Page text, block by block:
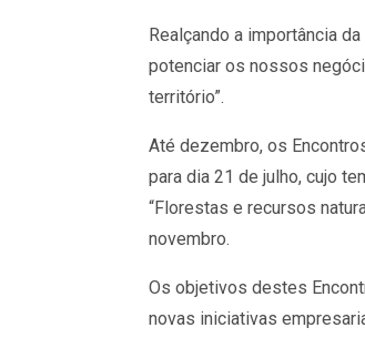
Realçando a importância
potenciar os nossos
território”.
Até dezembro, os
para dia 21 de julho, cujo
“Florestas e recursos
novembro.
Os objetivos destes
novas iniciativas